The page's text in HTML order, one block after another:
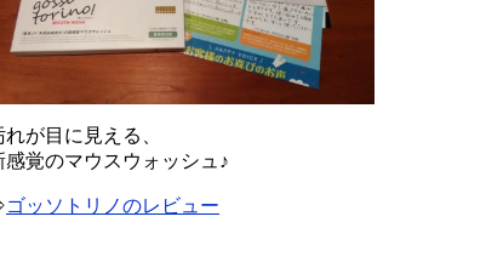
れが目に見える、
感覚のマウスウォッシュ♪
ゴッソトリノのレビュー